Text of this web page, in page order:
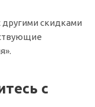
другими скидками
с